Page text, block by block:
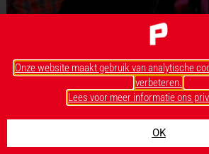
Europa-Park heeft de beste
Onze website maakt gebruik van analytische
verbeteren.
Lees voor meer informatie ons
OK